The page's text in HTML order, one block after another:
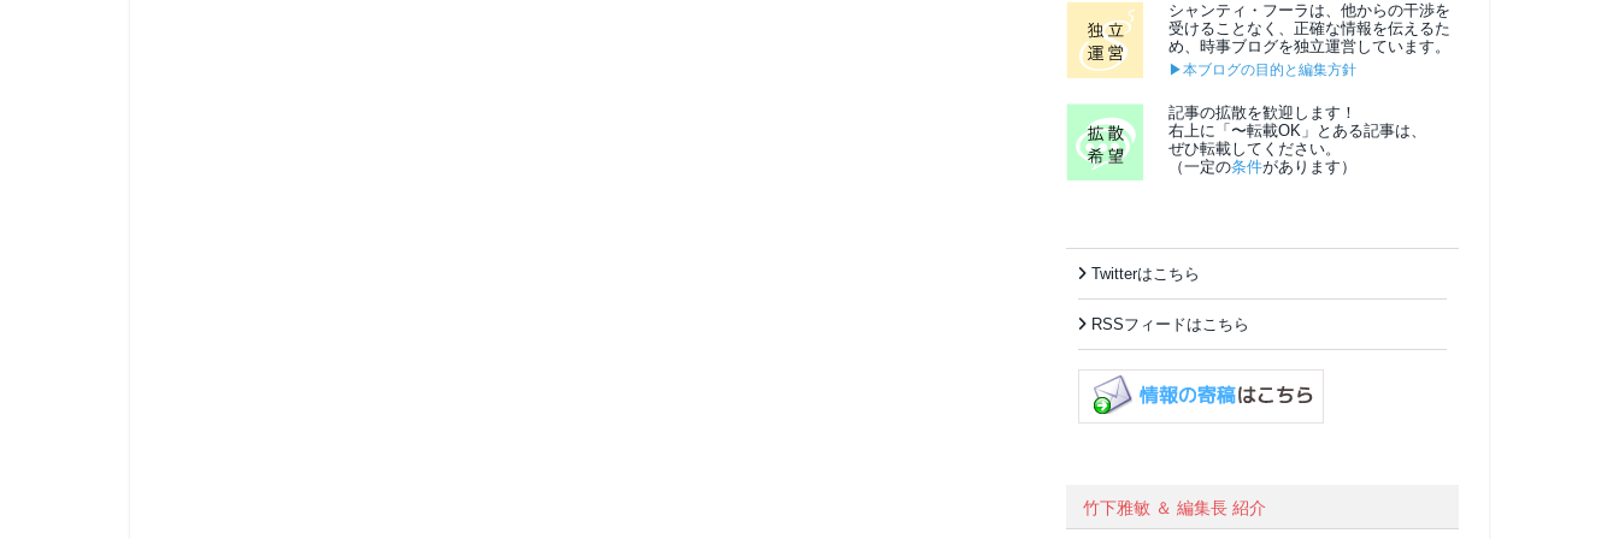
シャンティ・フーラは、他からの干渉を
受けることなく、正確な情報を伝えるた
め、時事ブログを独立運営しています。
▶本ブログの目的と編集方針
記事の拡散を歓迎します！
右上に「〜転載OK」とある記事は、
ぜひ転載してください。
（一定の条件があります）
Twitterはこちら
RSSフィードはこちら
竹下雅敏 ＆ 編集長 紹介